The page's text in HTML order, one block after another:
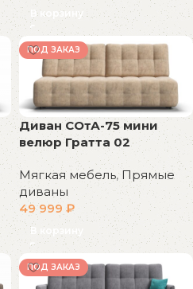
В корзину
ПОД ЗАКАЗ
Диван СОтА-75 мини
велюр Гратта 02
Мягкая мебель, Прямые
диваны
49 999 ₽
В корзину
ПОД ЗАКАЗ